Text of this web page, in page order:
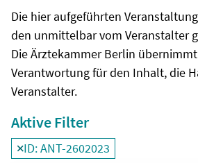
Die hier aufgeführten
den unmittelbar vom Veranstalter
Die Ärztekammer Berlin
Verantwortung für den Inhalt, die
Veranstalter.
Aktive Filter
Filter
ID: ANT-2602023
deaktivieren und